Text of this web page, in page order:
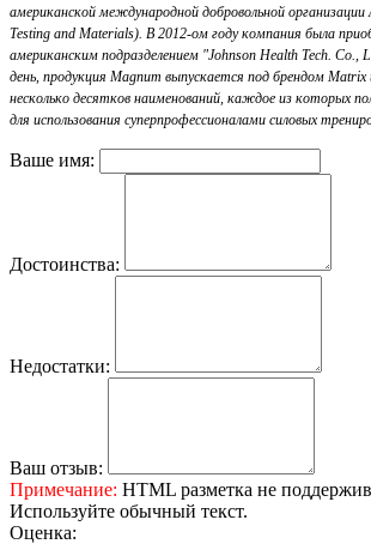
американской международной добровольной организации
Testing and Materials). В 2012-ом году компания была
американским подразделением "Johnson Health Tech. Co.,
день, продукция Magnum выпускается под брендом Matrix
несколько десятков наименований, каждое из которых
для использования суперпрофессионалами силовых
Ваше имя:
Достоинства:
Недостатки:
Ваш отзыв:
Примечание: HTML разметка не
Используйте обычный текст.
Оценка: